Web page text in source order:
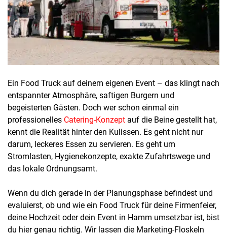
Ein Food Truck auf deinem eigenen Event – das klingt nach
entspannter Atmosphäre, saftigen Burgern und
begeisterten Gästen. Doch wer schon einmal ein
professionelles Catering-Konzept auf die Beine gestellt hat,
kennt die Realität hinter den Kulissen. Es geht nicht nur
darum, leckeres Essen zu servieren. Es geht um
Stromlasten, Hygienekonzepte, exakte Zufahrtswege und
das lokale Ordnungsamt.
Wenn du dich gerade in der Planungsphase befindest und
evaluierst, ob und wie ein Food Truck für deine Firmenfeier,
deine Hochzeit oder dein Event in Hamm umsetzbar ist, bist
du hier genau richtig. Wir lassen die Marketing-Floskeln